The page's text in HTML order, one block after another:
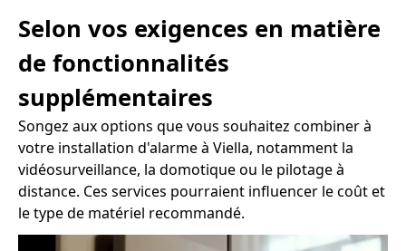
Selon vos exigences en matière
de fonctionnalités
supplémentaires
Songez aux options que vous souhaitez combiner à
votre installation d'alarme à Viella, notamment la
vidéosurveillance, la domotique ou le pilotage à
distance. Ces services pourraient influencer le coût et
le type de matériel recommandé.